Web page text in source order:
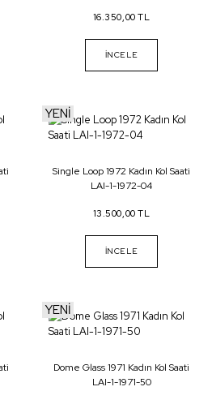
16.350,00 TL
İNCELE
YENİ
Single Loop 1972 Kadın Kol Saati
LAI-1-1972-04
13.500,00 TL
İNCELE
YENİ
Dome Glass 1971 Kadın Kol Saati
LAI-1-1971-50